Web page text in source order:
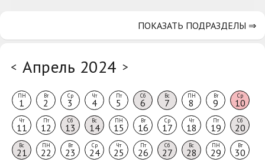
< Апрель 2024 >
ПН
1
Вт
2
Ср
3
Чт
4
Пт
5
Сб
6
Вс
7
ПН
8
Вт
9
Ср
10
Чт
11
Пт
12
Сб
13
Вс
14
ПН
15
Вт
16
Ср
17
Чт
18
Пт
19
Сб
20
Вс
21
ПН
22
Вт
23
Ср
24
Чт
25
Пт
26
Сб
27
Вс
28
ПН
29
Вт
30
ПОКАЗАТЬ ПОДРАЗДЕЛЫ ⇒